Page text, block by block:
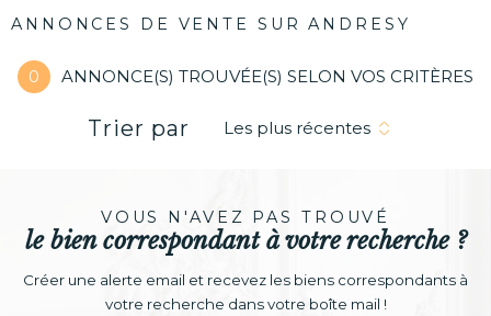
ANNONCES DE VENTE SUR ANDRESY
0 ANNONCE(S) TROUVÉE(S) SELON VOS CRITÈRES
Trier par Les plus récentes
VOUS N'AVEZ PAS TROUVÉ
le bien correspondant à votre recherche ?
Créer une alerte email et recevez les biens correspondants à
votre recherche dans votre boîte mail !